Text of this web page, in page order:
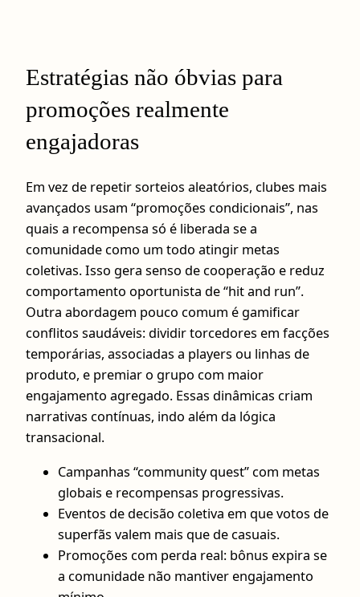
Estratégias não óbvias para
promoções realmente
engajadoras
Em vez de repetir sorteios aleatórios, clubes mais
avançados usam “promoções condicionais”, nas
quais a recompensa só é liberada se a
comunidade como um todo atingir metas
coletivas. Isso gera senso de cooperação e reduz
comportamento oportunista de “hit and run”.
Outra abordagem pouco comum é gamificar
conflitos saudáveis: dividir torcedores em facções
temporárias, associadas a players ou linhas de
produto, e premiar o grupo com maior
engajamento agregado. Essas dinâmicas criam
narrativas contínuas, indo além da lógica
transacional.
Campanhas “community quest” com metas
globais e recompensas progressivas.
Eventos de decisão coletiva em que votos de
superfãs valem mais que de casuais.
Promoções com perda real: bônus expira se
a comunidade não mantiver engajamento